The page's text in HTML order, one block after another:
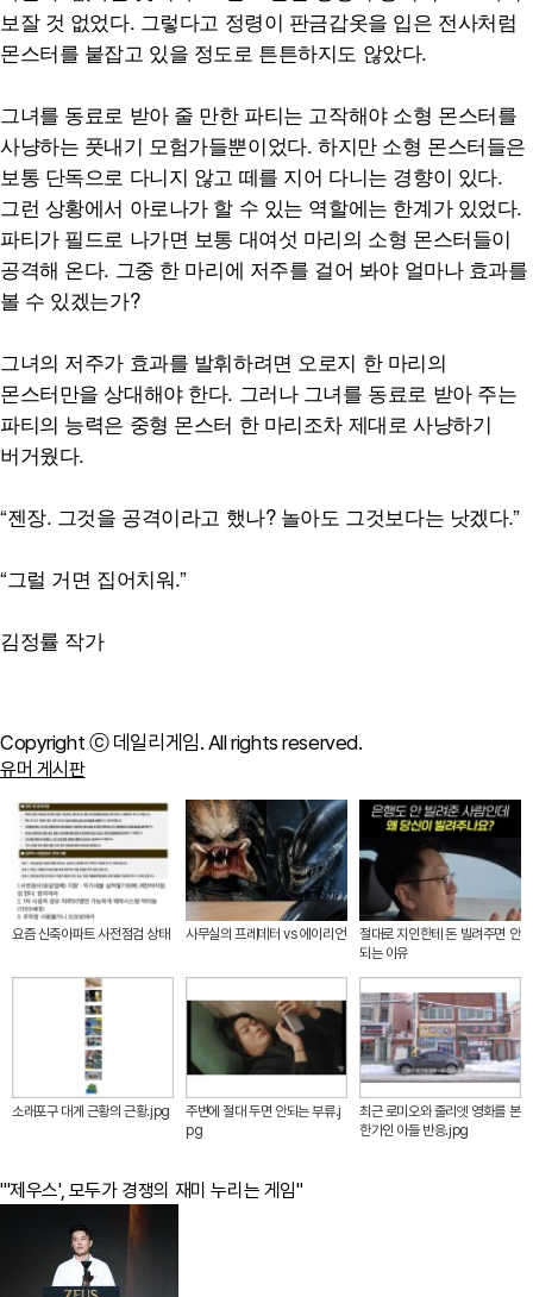
보잘 것 없었다. 그렇다고 정령이 판금갑옷을 입은 전사처럼
몬스터를 붙잡고 있을 정도로 튼튼하지도 않았다.
그녀를 동료로 받아 줄 만한 파티는 고작해야 소형 몬스터를
사냥하는 풋내기 모험가들뿐이었다. 하지만 소형 몬스터들은
보통 단독으로 다니지 않고 떼를 지어 다니는 경향이 있다.
그런 상황에서 아로나가 할 수 있는 역할에는 한계가 있었다.
파티가 필드로 나가면 보통 대여섯 마리의 소형 몬스터들이
공격해 온다. 그중 한 마리에 저주를 걸어 봐야 얼마나 효과를
볼 수 있겠는가?
그녀의 저주가 효과를 발휘하려면 오로지 한 마리의
몬스터만을 상대해야 한다. 그러나 그녀를 동료로 받아 주는
파티의 능력은 중형 몬스터 한 마리조차 제대로 사냥하기
버거웠다.
“젠장. 그것을 공격이라고 했나? 놀아도 그것보다는 낫겠다.”
“그럴 거면 집어치워.”
김정률 작가
Copyright ⓒ 데일리게임. All rights reserved.
유머 게시판
요즘 신축아파트 사전점검 상태 사무실의 프레데터 vs 에이리언
절대로 지인한테 돈 빌려주면 안
되는 이유
소래포구 대게 근황의 근황.jpg
주변에 절대 두면 안되는 부류.j
pg
최근 로미오와 줄리엣 영화를 본
한가인 아들 반응.jpg
"'제우스', 모두가 경쟁의 재미 누리는 게임"